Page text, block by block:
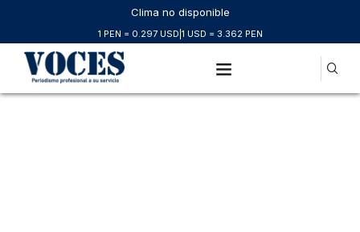
Clima no disponible
1 PEN = 0.297 USD 1 USD = 3.362 PEN